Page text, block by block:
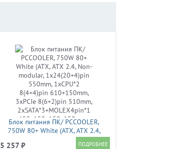
Блок питания ПК/ PCCOOLER,
750W 80+ White (ATX, ATX 2.4,
Non-modular, 1x24(20+4)pin
5 257 ₽